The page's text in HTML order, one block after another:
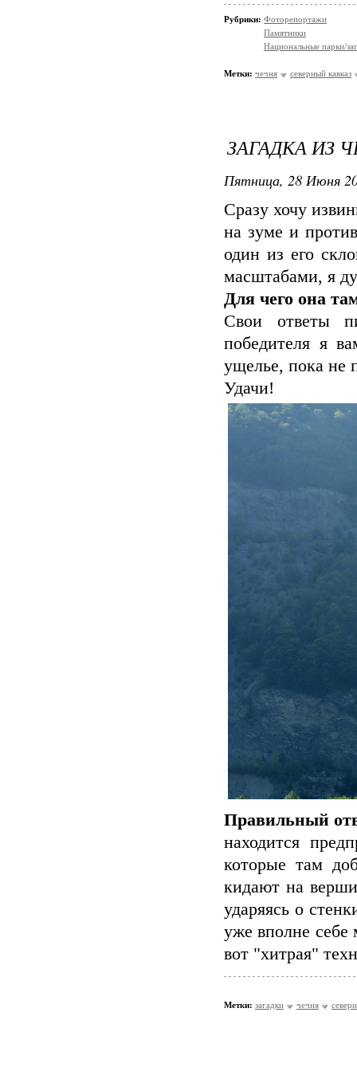
Рубрики: Фоторепортажи
Памятники
Национальные парки/
Метки: чечня северный кавказ
ЗАГАДКА ИЗ
Пятница, 28 Июня
Сразу хочу
на зуме и
один из его
масштабами, я
Для чего она
Свои ответы
победителя я
ущелье, пока не
Удачи!
Правильный
находится
которые там
кидают на
ударяясь о
уже вполне себе
вот "хитрая"
Метки: загадки чечня